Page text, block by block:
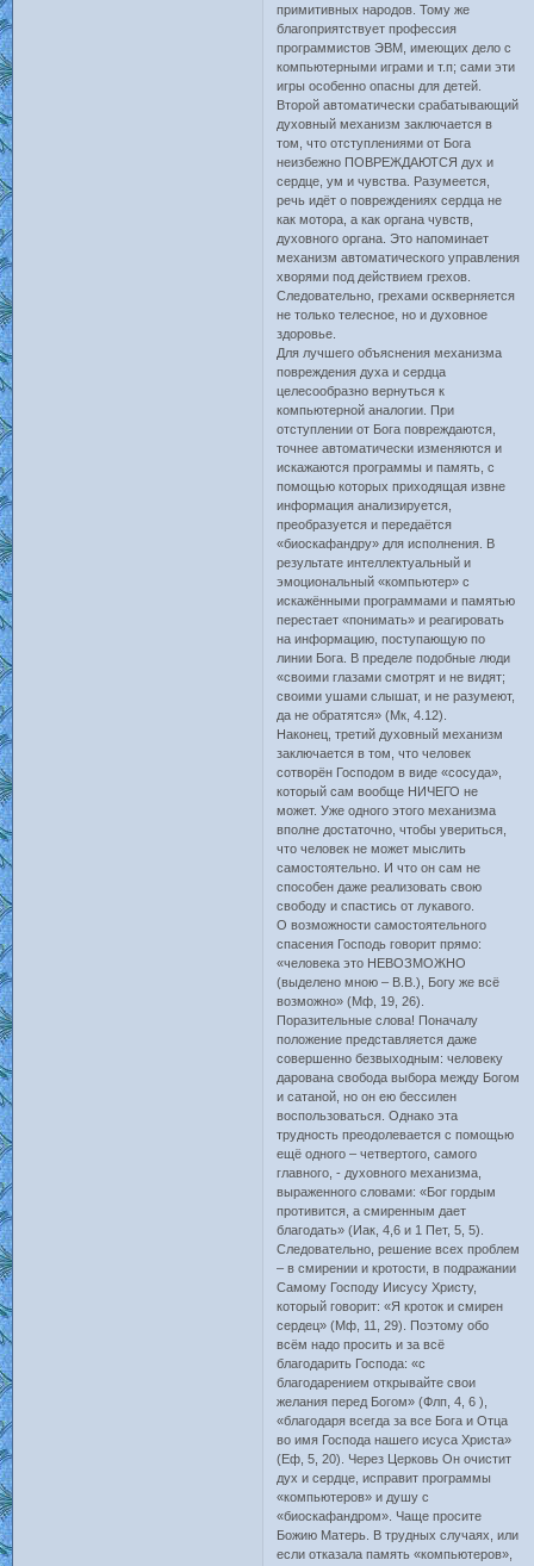
примитивных народов. Тому же
благоприятствует профессия
программистов ЭВМ, имеющих дело с
компьютерными играми и т.п; сами эти
игры особенно опасны для детей.
Второй автоматически срабатывающий
духовный механизм заключается в
том, что отступлениями от Бога
неизбежно ПОВРЕЖДАЮТСЯ дух и
сердце, ум и чувства. Разумеется,
речь идёт о повреждениях сердца не
как мотора, а как органа чувств,
духовного органа. Это напоминает
механизм автоматического управления
хворями под действием грехов.
Следовательно, грехами оскверняется
не только телесное, но и духовное
здоровье.
Для лучшего объяснения механизма
повреждения духа и сердца
целесообразно вернуться к
компьютерной аналогии. При
отступлении от Бога повреждаются,
точнее автоматически изменяются и
искажаются программы и память, с
помощью которых приходящая извне
информация анализируется,
преобразуется и передаётся
«биоскафандру» для исполнения. В
результате интеллектуальный и
эмоциональный «компьютер» с
искажёнными программами и памятью
перестает «понимать» и реагировать
на информацию, поступающую по
линии Бога. В пределе подобные люди
«своими глазами смотрят и не видят;
своими ушами слышат, и не разумеют,
да не обратятся» (Мк, 4.12).
Наконец, третий духовный механизм
заключается в том, что человек
сотворён Господом в виде «сосуда»,
который сам вообще НИЧЕГО не
может. Уже одного этого механизма
вполне достаточно, чтобы увериться,
что человек не может мыслить
самостоятельно. И что он сам не
способен даже реализовать свою
свободу и спастись от лукавого.
О возможности самостоятельного
спасения Господь говорит прямо:
«человека это НЕВОЗМОЖНО
(выделено мною – В.В.), Богу же всё
возможно» (Мф, 19, 26).
Поразительные слова! Поначалу
положение представляется даже
совершенно безвыходным: человеку
дарована свобода выбора между Богом
и сатаной, но он ею бессилен
воспользоваться. Однако эта
трудность преодолевается с помощью
ещё одного – четвертого, самого
главного, - духовного механизма,
выраженного словами: «Бог гордым
противится, а смиренным дает
благодать» (Иак, 4,6 и 1 Пет, 5, 5).
Следовательно, решение всех проблем
– в смирении и кротости, в подражании
Самому Господу Иисусу Христу,
который говорит: «Я кроток и смирен
сердец» (Мф, 11, 29). Поэтому обо
всём надо просить и за всё
благодарить Господа: «с
благодарением открывайте свои
желания перед Богом» (Флп, 4, 6 ),
«благодаря всегда за все Бога и Отца
во имя Господа нашего исуса Христа»
(Еф, 5, 20). Через Церковь Он очистит
дух и сердце, исправит программы
«компьютеров» и душу с
«биоскафандром». Чаще просите
Божию Матерь. В трудных случаях, или
если отказала память «компьютеров»,